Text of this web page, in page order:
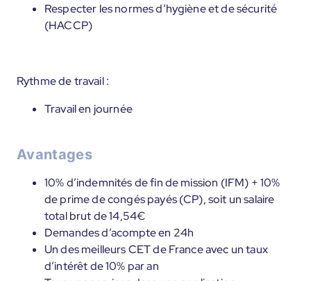
Respecter les normes d’hygiène et de sécurité
(HACCP)
Rythme de travail :
Travail en journée
Avantages
10% d’indemnités de fin de mission (IFM) + 10%
de prime de congés payés (CP), soit un salaire
total brut de 14,54€
Demandes d’acompte en 24h
Un des meilleurs CET de France avec un taux
d’intérêt de 10% par an